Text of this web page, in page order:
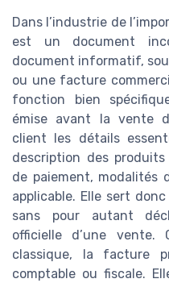
Dans l’industrie de
est un document
document informatif,
ou une facture
fonction bien
émise avant la vente
client les détails
description des
de paiement, modalités
applicable. Elle sert
sans pour autant
officielle d’une
classique, la facture
comptable ou fiscale.